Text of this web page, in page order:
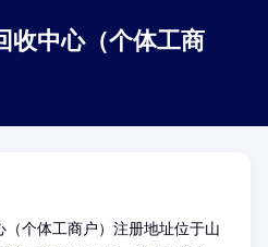
收中心（个体工商
个体工商户）注册地址位于山